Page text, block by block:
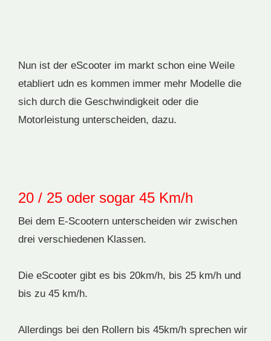
Nun ist der eScooter im markt schon eine Weile
etabliert udn es kommen immer mehr Modelle die
sich durch die Geschwindigkeit oder die
Motorleistung unterscheiden, dazu.
20 / 25 oder sogar 45 Km/h
Bei dem E-Scootern unterscheiden wir zwischen
drei verschiedenen Klassen.
Die eScooter gibt es bis 20km/h, bis 25 km/h und
bis zu 45 km/h.
Allerdings bei den Rollern bis 45km/h sprechen wir